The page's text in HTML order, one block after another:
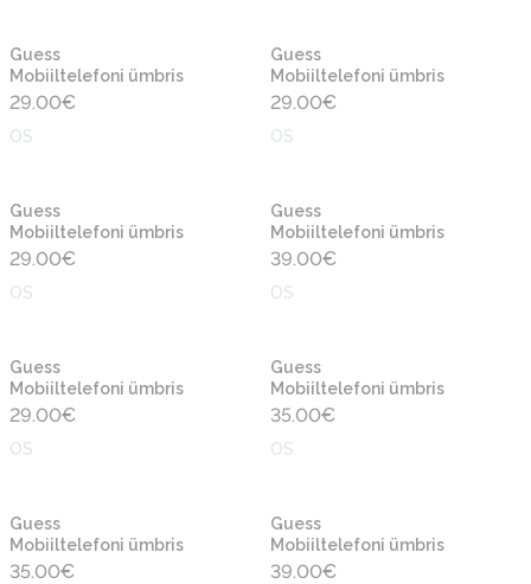
Guess
Mobiiltelefoni ümbris
29.00€
OS
Guess
Mobiiltelefoni ümbris
29.00€
OS
Guess
Mobiiltelefoni ümbris
29.00€
OS
Guess
Mobiiltelefoni ümbris
39.00€
OS
Guess
Mobiiltelefoni ümbris
29.00€
OS
Guess
Mobiiltelefoni ümbris
35.00€
OS
Guess
Mobiiltelefoni ümbris
35.00€
Guess
Mobiiltelefoni ümbris
39.00€